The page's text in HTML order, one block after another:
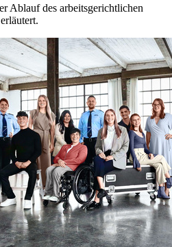
Ablauf des arbeitsgerichtlichen